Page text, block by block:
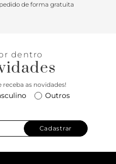
traz a assinatura
de forma gratuita
dentro
as novidades!
Outros
Cadastrar